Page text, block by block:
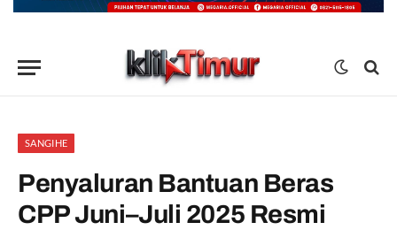
SANGIHE
Penyaluran Bantuan Beras
CPP Juni–Juli 2025 Resmi